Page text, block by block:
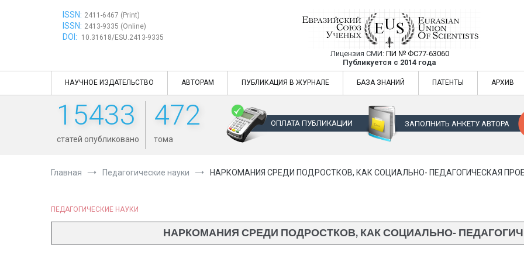
ISSN: 2411-6467 (Print)
ISSN: 2413-9335 (Online)
DOI: 10.31618/ESU.2413-9335
Евразийский Союз Ученых —
Лицензия СМИ: ПИ № ФС77-63060
Публикуется с 2014 года
Евразийский Союз Ученых — публикация научных статей в
НАУЧНОЕ ИЗДАТЕЛЬСТВО АВТОРАМ ПУБЛИКАЦИЯ В ЖУРНАЛЕ БАЗА ЗНАНИЙ ПАТЕНТЫ АРХИВ
15433
статей опубликовано
472
тома
ОПЛАТА ПУБЛИКАЦИИ ЗАПОЛНИТЬ АНКЕТУ АВТОРА
Главная Педагогические науки НАРКОМАНИЯ СРЕДИ ПОДРОСТКОВ, КАК СОЦИАЛЬНО- ПЕДАГОГИЧЕСКАЯ
ПЕДАГОГИЧЕСКИЕ НАУКИ
НАРКОМАНИЯ СРЕДИ ПОДРОСТКОВ, КАК СОЦИАЛЬНО-